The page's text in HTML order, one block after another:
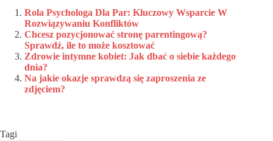
Rola Psychologa Dla Par: Kluczowy Wsparcie W
Rozwiązywaniu Konfliktów
Chcesz pozycjonować stronę parentingową?
Sprawdź, ile to może kosztować
Zdrowie intymne kobiet: Jak dbać o siebie każdego
dnia?
Na jakie okazje sprawdzą się zaproszenia ze
zdjęciem?
Tagi